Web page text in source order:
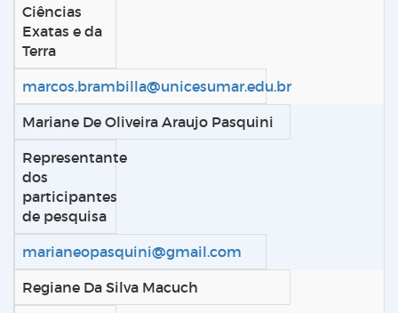
Ciências
Exatas e da
Terra
marcos.brambilla@unicesumar.edu.br
Mariane De Oliveira Araujo Pasquini
Representante
dos
participantes
de pesquisa
marianeopasquini@gmail.com
Regiane Da Silva Macuch